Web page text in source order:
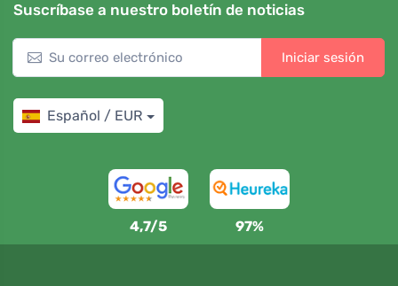
Suscríbase a nuestro boletín de noticias
Iniciar sesión
Español / EUR
4,7/5 97%